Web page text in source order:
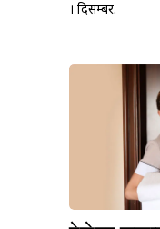
। दिसम्बर.